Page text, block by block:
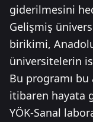
giderilmesini
Gelişmiş
birikimi,
üniversitelerin
Bu programı bu
itibaren hayata
YÖK-Sanal